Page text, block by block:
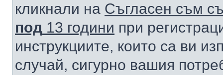
кликнали на Съгласен съм
под 13 години при
инструкциите, които са ви
случай, сигурно вашия